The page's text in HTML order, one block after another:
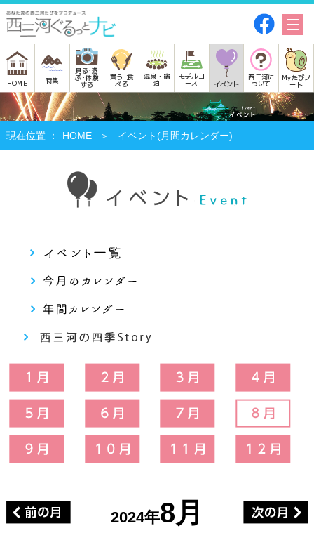
HOME 特集
見る･遊
ぶ･体験
する
買う･食
べる
温泉・宿
泊
モデルコ
ース イベント
西三河に
ついて
Myたびノ
ート
HOME イベント(月間カレンダー)
2024年8月